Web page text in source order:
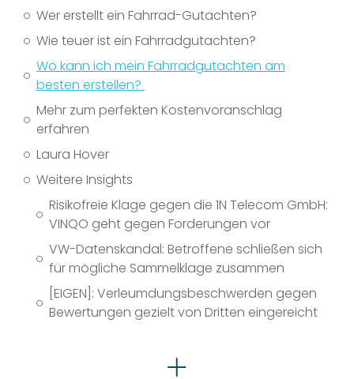
Wer erstellt ein Fahrrad-Gutachten?
Wie teuer ist ein Fahrradgutachten?
Wo kann ich mein Fahrradgutachten am
besten erstellen?
Mehr zum perfekten Kostenvoranschlag
erfahren
Laura Hover
Weitere Insights
Risikofreie Klage gegen die 1N Telecom GmbH:
VINQO geht gegen Forderungen vor
VW-Datenskandal: Betroffene schließen sich
für mögliche Sammelklage zusammen
[EIGEN]: Verleumdungsbeschwerden gegen
Bewertungen gezielt von Dritten eingereicht